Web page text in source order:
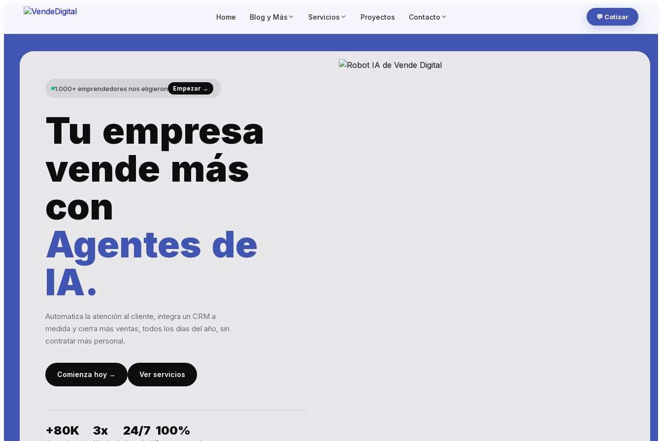
1.000+ emprendedores nos eligieron Empezar →
Tu empresa
vende más
con
Agentes de
IA.
Automatiza la atención al cliente, integra un CRM a
medida y cierra más ventas, todos los días del año, sin
contratar más personal.
Comienza hoy → Ver servicios
+80K 3x 24/7 100%
Home Blog y Más Servicios Proyectos Contacto 💬 Cotizar